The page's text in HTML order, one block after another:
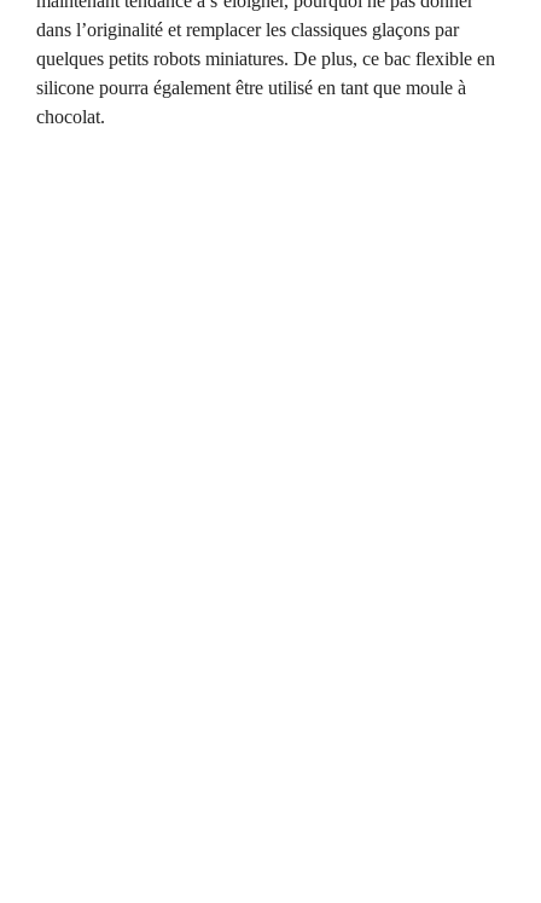
dans l’originalité et remplacer les classiques glaçons par
quelques petits robots miniatures. De plus, ce bac flexible en
silicone pourra également être utilisé en tant que moule à
chocolat.